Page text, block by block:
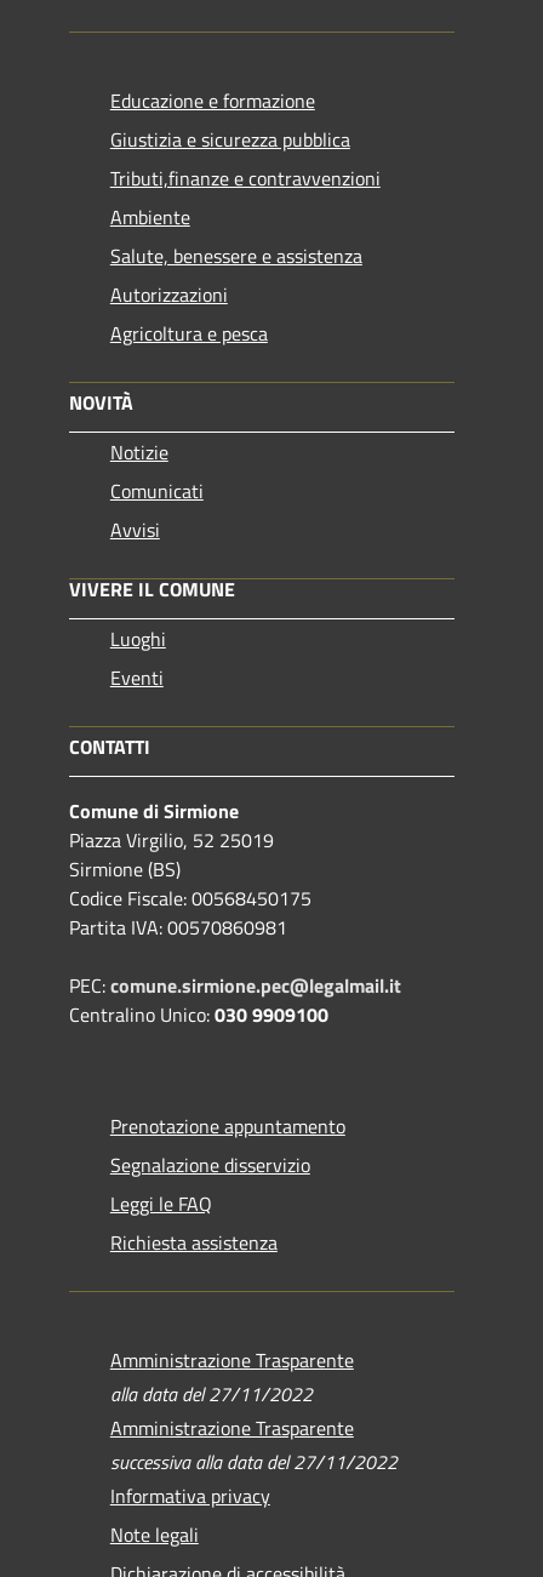
Educazione e formazione
Giustizia e sicurezza pubblica
Tributi,finanze e contravvenzioni
Ambiente
Salute, benessere e assistenza
Autorizzazioni
Agricoltura e pesca
NOVITÀ
Notizie
Comunicati
Avvisi
VIVERE IL COMUNE
Luoghi
Eventi
CONTATTI
Comune di Sirmione
Piazza Virgilio, 52 25019
Sirmione (BS)
Codice Fiscale: 00568450175
Partita IVA: 00570860981
PEC:comune.sirmione.pec@legalmail.it
Centralino Unico:030 9909100
Prenotazione appuntamento
Segnalazione disservizio
Leggi le FAQ
Richiesta assistenza
Amministrazione Trasparente
alla data del 27/11/2022
Amministrazione Trasparente
successiva alla data del 27/11/2022
Informativa privacy
Note legali